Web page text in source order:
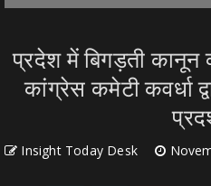
प्रदेश में बिगड़ती कानून
कांग्रेस कमेटी कवर्धा
Insight Today Desk